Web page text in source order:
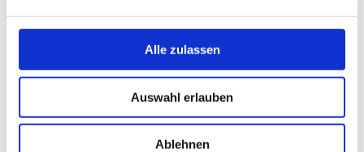
Alle zulassen
Auswahl erlauben
Ablehnen